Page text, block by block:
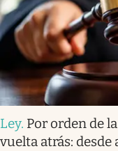
Ley. Por orden de
vuelta atrás: